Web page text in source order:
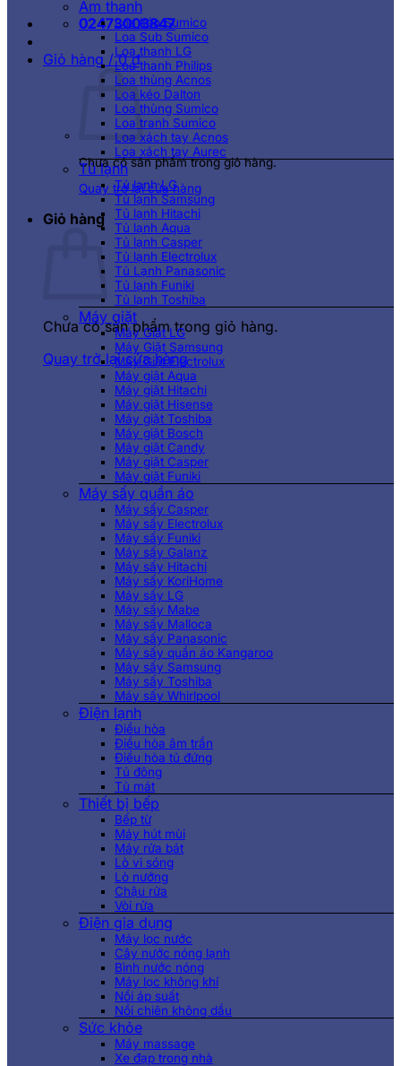
02473003847
Giỏ hàng /0₫
Chưa có sản phẩm trong giỏ hàng.
Quay trở lại cửa hàng
Giỏ hàng
Chưa có sản phẩm trong giỏ hàng.
Quay trở lại cửa hàng
Âm thanh
Loa kéo Sumico
Loa Sub Sumico
Loa thanh LG
Loa thanh Philips
Loa thùng Acnos
Loa kéo Dalton
Loa thùng Sumico
Loa tranh Sumico
Loa xách tay Acnos
Loa xách tay Aurec
Tủ lạnh
Tủ lạnh LG
Tủ lạnh Samsung
Tủ lạnh Hitachi
Tủ lạnh Aqua
Tủ lạnh Casper
Tủ lạnh Electrolux
Tủ Lạnh Panasonic
Tủ lạnh Funiki
Tủ lạnh Toshiba
Máy giặt
Máy Giặt LG
Máy Giặt Samsung
Máy Giặt Electrolux
Máy giặt Aqua
Máy giặt Hitachi
Máy giặt Hisense
Máy giặt Toshiba
Máy giặt Bosch
Máy giặt Candy
Máy giặt Casper
Máy giặt Funiki
Máy sấy quần áo
Máy sấy Casper
Máy sấy Electrolux
Máy sấy Funiki
Máy sấy Galanz
Máy sấy Hitachi
Máy sấy KoriHome
Máy sấy LG
Máy sấy Mabe
Máy sấy Malloca
Máy sấy Panasonic
Máy sấy quần áo Kangaroo
Máy sấy Samsung
Máy sấy Toshiba
Máy sấy Whirlpool
Điện lạnh
Điều hòa
Điều hòa âm trần
Điều hòa tủ đứng
Tủ đông
Tủ mát
Thiết bị bếp
Bếp từ
Máy hút mùi
Máy rửa bát
Lò vi sóng
Lò nướng
Chậu rửa
Vòi rửa
Điện gia dụng
Máy lọc nước
Cây nước nóng lạnh
Bình nước nóng
Máy lọc không khí
Nồi áp suất
Nồi chiên không dầu
Sức khỏe
Máy massage
Xe đạp trong nhà